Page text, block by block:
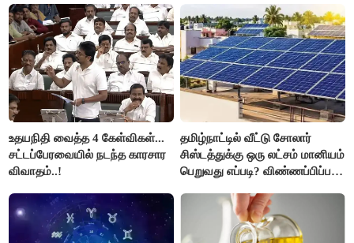
உதயநிதி வைத்த 4 கேள்விகள்...
சட்டப்பேரவையில் நடந்த காரசார
விவாதம்..!
தமிழ்நாட்டில் வீட்டு சோலார்
சிஸ்டத்துக்கு ஒரு லட்சம் மானியம்
பெறுவது எப்படி? விண்ணப்பிப்பது